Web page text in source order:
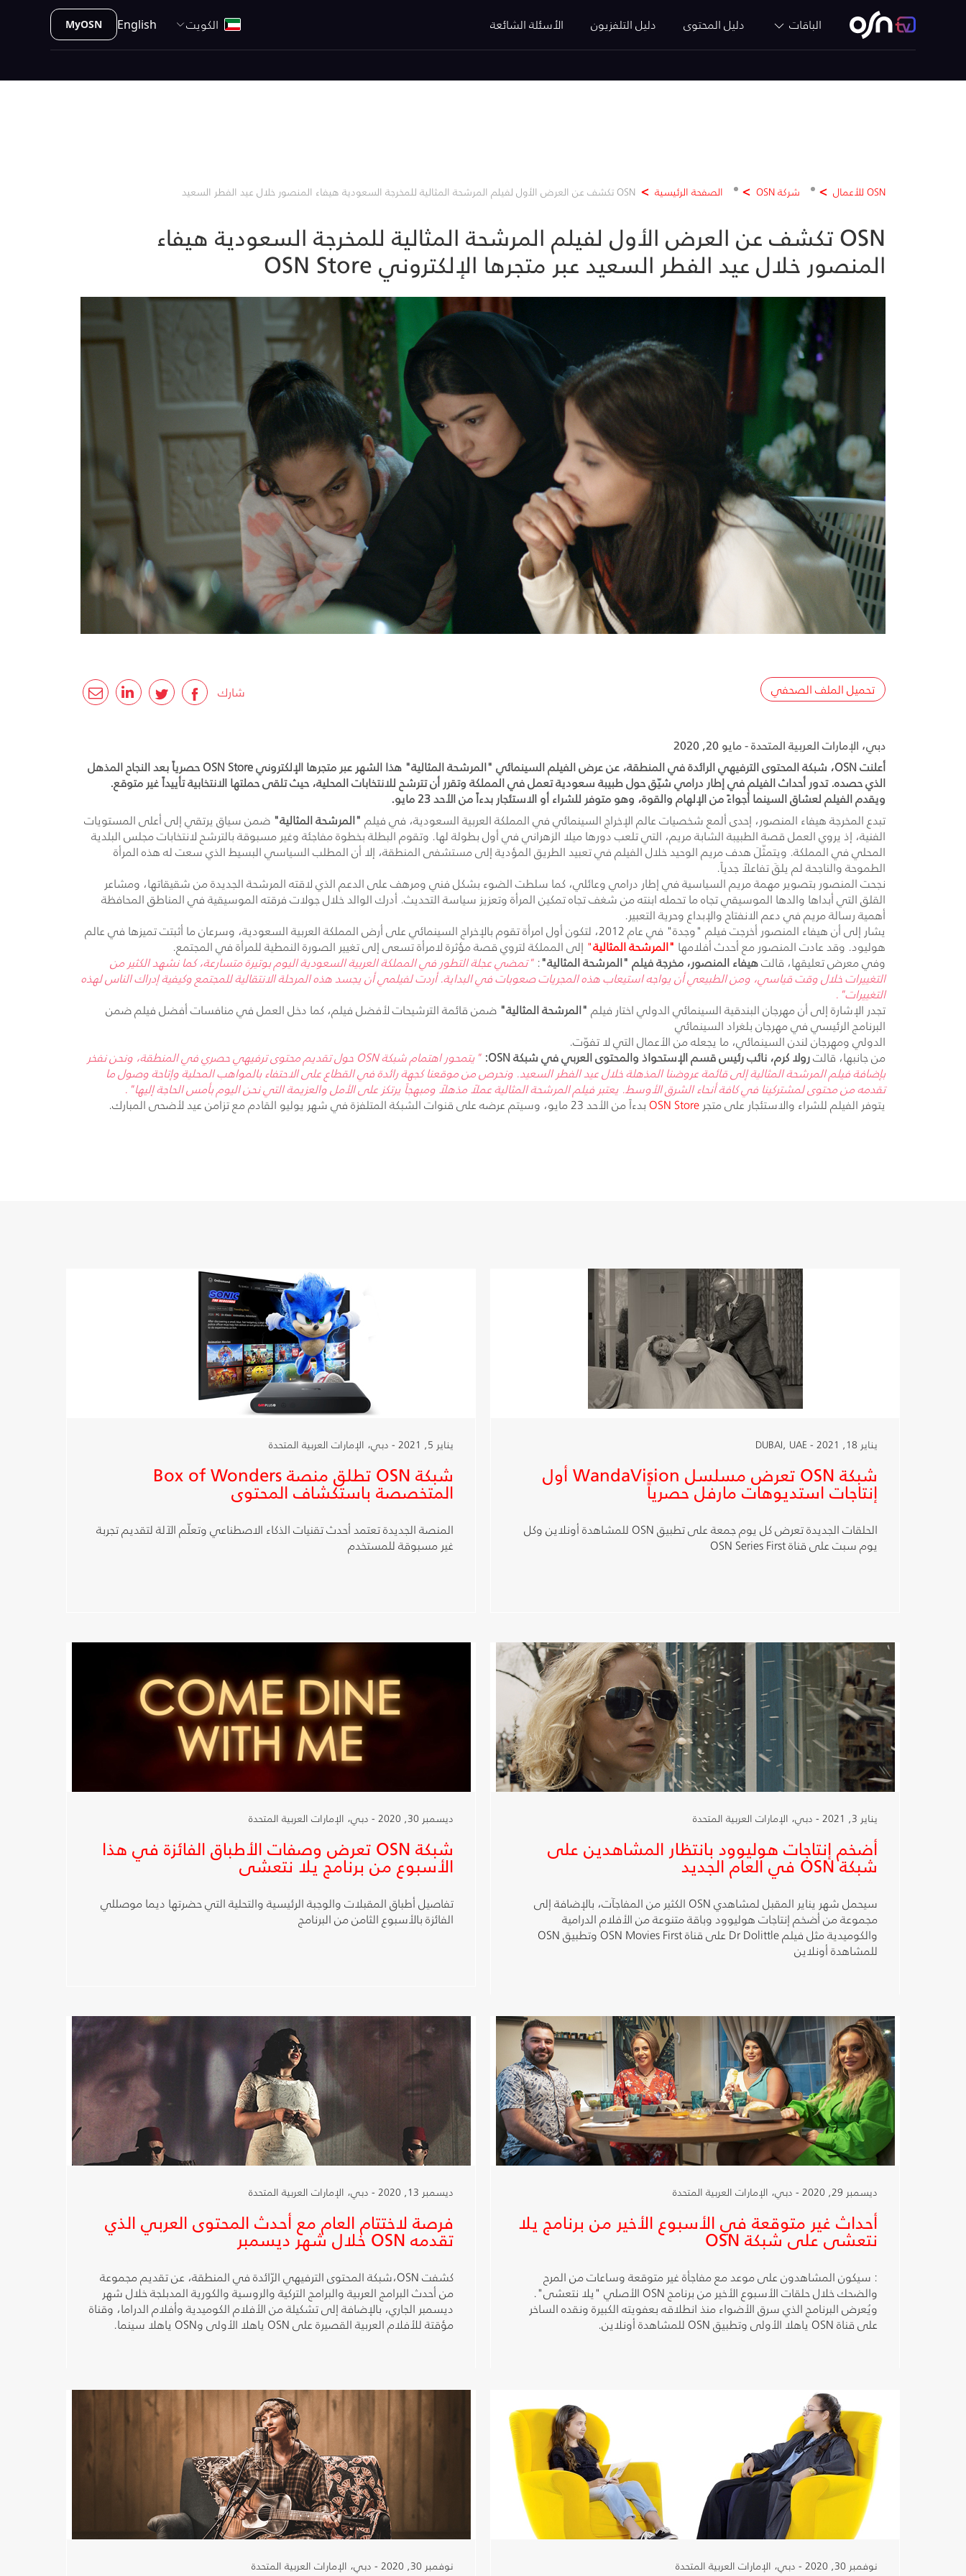
الباقات دليل المحتوى دليل التلفزيون الأسئلة الشائعة الكويت English
MyOSN
الصفحة الرئيسية OSN تكشف عن العرض الأول لفيلم المرشحة المثالية للمخرجة السعودية هيفاء المنصور خلال عيد الفطر السعيد OSN للأعمال شركة OSN
OSN تكشف عن العرض الأول لفيلم المرشحة المثالية للمخرجة السعودية هيفاء
المنصور خلال عيد الفطر السعيد عبر متجرها الإلكتروني OSN Store
شارك تحميل الملف الصحفي
دبي، الإمارات العربية المتحدة - مايو 20, 2020
أعلنت OSN، شبكة المحتوى الترفيهي الرائدة في المنطقة، عن عرض الفيلم السينمائي "المرشحة المثالية" هذا الشهر عبر متجرها الإلكتروني OSN Store حصرياً بعد النجاح المذهل
الذي حصده. تدور أحداث الفيلم في إطار درامي شيّق حول طبيبة سعودية تعمل في المملكة وتقرر أن تترشح للانتخابات المحلية، حيث تلقى حملتها الانتخابية تأييداً غير متوقع.
ويقدم الفيلم لعشاق السينما أجواءً من الإلهام والقوة، وهو متوفر للشراء أو الاستئجار بدءاً من الأحد 23 مايو.
تبدع المخرجة هيفاء المنصور، إحدى ألمع شخصيات عالم الإخراج السينمائي في المملكة العربية السعودية، في فيلم"المرشحة المثالية"ضمن سياق يرتقي إلى أعلى المستويات
الفنية، إذ يروي العمل قصة الطبيبة الشابة مريم، التي تلعب دورها ميلا الزهراني في أول بطولة لها. وتقوم البطلة بخطوة مفاجئة وغير مسبوقة بالترشح لانتخابات مجلس البلدية
المحلي في المملكة. ويتمثّلَ هدف مريم الوحيد خلال الفيلم في تعبيد الطريق المؤدية إلى مستشفى المنطقة، إلا أن المطلب السياسي البسيط الذي سعت له هذه المرأة
الطموحة والناجحة لم يلقَ تفاعلاً جدياً.
نجحت المنصور بتصوير مهمة مريم السياسية في إطار درامي وعائلي، كما سلطت الضوء بشكل فني ومرهف على الدعم الذي لاقته المرشحة الجديدة من شقيقاتها، ومشاعر
القلق التي أبداها والدها الموسيقي تجاه ما تحمله ابنته من شغف تجاه تمكين المرأة وتعزيز سياسة التحديث. أدرك الوالد خلال جولات فرقته الموسيقية في المناطق المحافظة
أهمية رسالة مريم في دعم الانفتاح والإبداع وحرية التعبير.
يشار إلى أن هيفاء المنصور أخرجت فيلم "وجدة" في عام 2012، لتكون أول امرأة تقوم بالإخراج السينمائي على أرض المملكة العربية السعودية، وسرعان ما أثبتت تميزها في عالم
هوليود. وقد عادت المنصور مع أحدث أفلامها "المرشحة المثالية" إلى المملكة لتروي قصة مؤثرة لامرأة تسعى إلى تغيير الصورة النمطية للمرأة في المجتمع.
وفي معرض تعليقها، قالتهيفاء المنصور، مخرجة فيلم "المرشحة المثالية":"تمضي عجلة التطور في المملكة العربية السعودية اليوم بوتيرة متسارعة، كما نشهد الكثير من
التغييرات خلال وقت قياسي، ومن الطبيعي أن يواجه استيعاب هذه المجريات صعوبات في البداية. أردت لفيلمي أن يجسد هذه المرحلة الانتقالية للمجتمع وكيفية إدراك الناس لهذه
التغييرات".
تجدر الإشارة إلى أن مهرجان البندقية السينمائي الدولي اختار فيلم"المرشحة المثالية"ضمن قائمة الترشيحات لأفضل فيلم، كما دخل العمل في منافسات أفضل فيلم ضمن
البرنامج الرئيسي في مهرجان بلغراد السينمائي
الدولي ومهرجان لندن السينمائي، ما يجعله من الأعمال التي لا تفوّت.
من جانبها، قالترولا كرم، نائب رئيس قسم الإستحواذ والمحتوى العربي في شبكةOSN
:"يتمحور اهتمام شبكةOSNحول تقديم محتوى ترفيهي حصري في المنطقة، ونحن نفخر
بإضافة فيلم المرشحة المثالية إلى قائمة عروضنا المذهلة خلال عيد الفطر السعيد. ونحرص من موقعنا كجهة رائدة في القطاع على الاحتفاء بالمواهب المحلية وإتاحة وصول ما
تقدمه من محتوى لمشتركينا في كافة أنحاء الشرق الأوسط. يعتبر فيلم المرشحة المثالية عملاً مذهلاً ومبهجاً يرتكز على الأمل والعزيمة التي نحن اليوم بأمس الحاجة إليها".
يتوفر الفيلم للشراء والاستئجار على متجرOSN Storeبدءاً من الأحد 23 مايو، وسيتم عرضه على قنوات الشبكة المتلفزة في شهر يوليو القادم مع تزامن عيد لأضحى المبارك.
يناير 18, 2021 - DUBAI, UAE
شبكة OSN تعرض مسلسل WandaVision أول
إنتاجات استديوهات مارفل حصرياً
الحلقات الجديدة تعرض كل يوم جمعة على تطبيق OSN للمشاهدة أونلاين وكل
يوم سبت على قناة OSN Series First
يناير 5, 2021 - دبي، الإمارات العربية المتحدة
شبكة OSN تطلق منصة Box of Wonders
المتخصصة باستكشاف المحتوى
المنصة الجديدة تعتمد أحدث تقنيات الذكاء الاصطناعي وتعلّم الآلة لتقديم تجربة
غير مسبوقة للمستخدم
يناير 3, 2021 - دبي، الإمارات العربية المتحدة
أضخم إنتاجات هوليوود بانتظار المشاهدين على
شبكة OSN في العام الجديد
سيحمل شهر يناير المقبل لمشاهدي OSN الكثير من المفاجآت، بالإضافة إلى
مجموعة من أضخم إنتاجات هوليوود وباقة متنوعة من الأفلام الدرامية
والكوميدية مثل فيلم Dr Dolittle على قناة OSN Movies First وتطبيق OSN
للمشاهدة أونلاين
ديسمبر 30, 2020 - دبي، الإمارات العربية المتحدة
شبكة OSN تعرض وصفات الأطباق الفائزة في هذا
الأسبوع من برنامج يلا نتعشى
تفاصيل أطباق المقبلات والوجبة الرئيسية والتحلية التي حضرتها ديما موصللي
الفائزة بالأسبوع الثامن من البرنامج
ديسمبر 29, 2020 - دبي، الإمارات العربية المتحدة
أحداث غير متوقعة في الأسبوع الأخير من برنامج يلا
نتعشى على شبكة OSN
: سيكون المشاهدون على موعد مع مفاجأة غير متوقعة وساعات من المرح
والضحك خلال حلقات الأسبوع الأخير من برنامج OSN الأصلي "يلا نتعشى".
ويُعرض البرنامج الذي سرق الأضواء منذ انطلاقه بعفويته الكبيرة ونقده الساخر
على قناة OSN ياهلا الأولى وتطبيق OSN للمشاهدة أونلاين.
ديسمبر 13, 2020 - دبي، الإمارات العربية المتحدة
فرصة لاختتام العام مع أحدث المحتوى العربي الذي
تقدمه OSN خلال شهر ديسمبر
كشفت OSN،شبكة المحتوى الترفيهي الرّائدة في المنطقة، عن تقديم مجموعة
من أحدث البرامج العربية والبرامج التركية والروسية والكورية المدبلجة خلال شهر
ديسمبر الجاري، بالإضافة إلى تشكيلة من الأفلام الكوميدية وأفلام الدراما، وقناة
مؤقتة للأفلام العربية القصيرة على OSN ياهلا الأولى وOSN ياهلا سينما.
نوفمبر 30, 2020 - دبي، الإمارات العربية المتحدة نوفمبر 30, 2020 - دبي، الإمارات العربية المتحدة